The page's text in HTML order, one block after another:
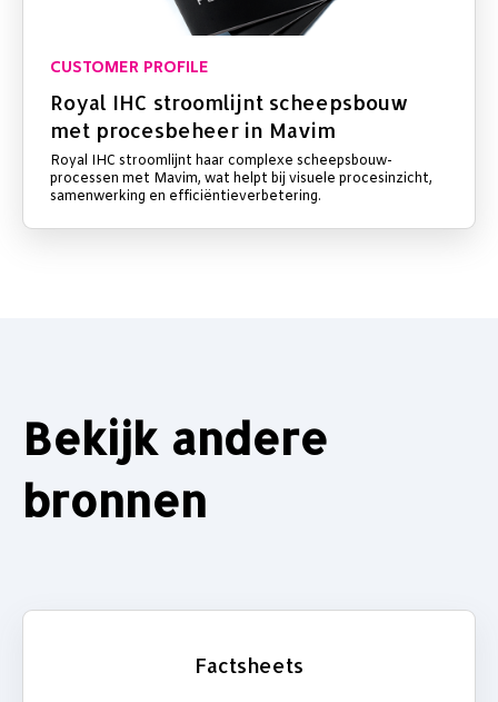
CUSTOMER PROFILE
Royal IHC stroomlijnt scheepsbouw
met procesbeheer in Mavim
Royal IHC stroomlijnt haar complexe scheepsbouw-
processen met Mavim, wat helpt bij visuele procesinzicht,
samenwerking en efficiëntieverbetering.
Bekijk andere
bronnen
Factsheets